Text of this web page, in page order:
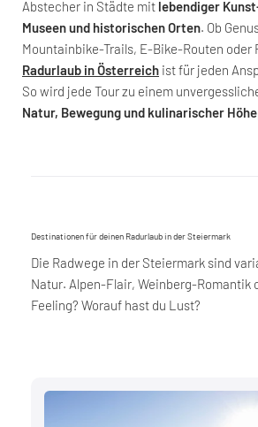
Abstecher in Städte mit lebendiger
Museen und historischen Orten. Ob
Mountainbike-Trails, E-Bike-Routen oder
Radurlaub in Österreich ist für jeden
So wird jede Tour zu einem
Natur, Bewegung und kulinarischer
Destinationen für deinen Radurlaub in der Steiermark
Die Radwege in der Steiermark sind
Natur. Alpen-Flair, Weinberg-Romantik
Feeling? Worauf hast du Lust?